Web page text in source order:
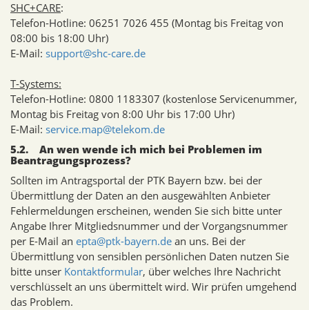
SHC+CARE:
Telefon-Hotline: 06251 7026 455 (Montag bis Freitag von
08:00 bis 18:00 Uhr)
E-Mail: support@shc-care.de
T-Systems:
Telefon-Hotline: 0800 1183307 (kostenlose Servicenummer,
Montag bis Freitag von 8:00 Uhr bis 17:00 Uhr)
E-Mail: service.map@telekom.de
5.2. An wen wende ich mich bei Problemen im
Beantragungsprozess?
Sollten im Antragsportal der PTK Bayern bzw. bei der
Übermittlung der Daten an den ausgewählten Anbieter
Fehlermeldungen erscheinen, wenden Sie sich bitte unter
Angabe Ihrer Mitgliedsnummer und der Vorgangsnummer
per E-Mail an epta@ptk-bayern.de an uns. Bei der
Übermittlung von sensiblen persönlichen Daten nutzen Sie
bitte unser Kontaktformular, über welches Ihre Nachricht
verschlüsselt an uns übermittelt wird. Wir prüfen umgehend
das Problem.